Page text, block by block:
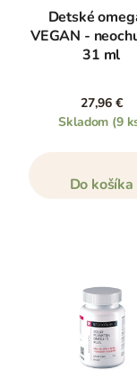
Detské
VEGAN -
31 ml
27,96 €
Skladom (9
Do košíka